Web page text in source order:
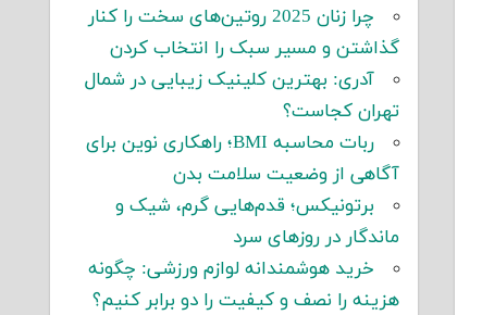
چرا زنان 2025 روتین‌های سخت را کنار
گذاشتن و مسیر سبک را انتخاب کردن
آدری: بهترین کلینیک زیبایی در شمال
تهران کجاست؟
ربات محاسبه BMI؛ راهکاری نوین برای
آگاهی از وضعیت سلامت بدن
برتونیکس؛ قدم‌هایی گرم، شیک و
ماندگار در روزهای سرد
خرید هوشمندانه لوازم ورزشی: چگونه
هزینه را نصف و کیفیت را دو برابر کنیم؟